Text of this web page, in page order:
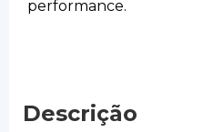
performance.
Descrição